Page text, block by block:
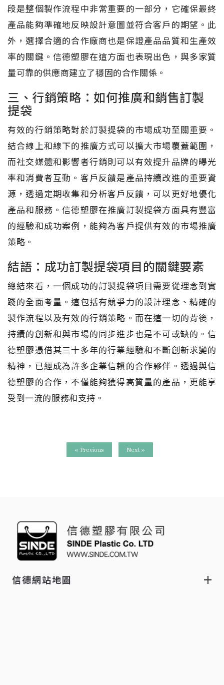
段是整個製作流程中非常重要的一部分，它確保最終
產品能夠準確地反映設計意圖並符合客戶的期望。此
外，選擇合適的合作廠商也是保證產品品質和生產效
率的關鍵。信德塑膠在這方面也表現出色，與多家質
量可靠的供應商建立了穩固的合作關係。
三、行銷策略：如何推廣和銷售訂製
提袋
有效的行銷策略對於訂製提袋的市場成功至關重要。
結合線上和線下的推廣方式可以擴大市場覆蓋範圍，
而社交媒體和影響者行銷則可以有效提升品牌的曝光
率和消費者互動。客戶反饋是產品持續改進的重要資
源，透過定期收集和分析客戶反饋，可以更好地優化
產品和服務。信德塑膠在推廣訂製提袋方面具有豐富
的經驗和成功案例，能夠為客戶提供有效的市場推廣
策略。
結語：成功訂製提袋項目的關鍵要素
總結來看，一個成功的訂製提袋項目需要從理念到實
踐的全面考量。這包括有競爭力的設計理念、精確的
製作流程以及有效的行銷策略。而在這一切的背後，
持續的創新和與市場的同步進步也是不可或缺的。信
德塑膠憑借其三十多年的行業經驗和不斷創新求變的
精神，已經成為許多企業信賴的合作夥伴。透過與信
德塑膠的合作，不僅能夠獲得高質量的產品，更能享
受到一流的服務和支持。
« Previous Next »
信德網站地圖